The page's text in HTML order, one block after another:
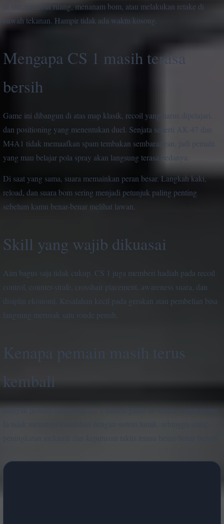
di site, merebut ruang, menanam bom, atau melakukan retake di
bawah tekanan. Hampir tidak ada waktu kosong.
Mengapa CS 1 masih terasa
bersih
Game ini dibangun di atas map klasik, recoil yang harus dipelajari,
dan positioning yang menentukan duel. Senjata seperti AK-47 dan
M4A1 tidak memaafkan spam tembakan sembarangan, jadi pemain
yang mau belajar pola spray akan langsung terasa bedanya.
Di saat yang sama, suara memainkan peran besar. Langkah kaki,
reload, dan suara bom sering menjadi petunjuk paling penting
sebelum kamu benar-benar melihat lawan.
Skill yang wajib dikuasai
Aim bagus saja tidak cukup. CS 1 juga memberi hadiah pada recoil
control, counter-strafe, crosshair placement, awareness suara, dan
disiplin ekonomi. Kesalahan kecil pada gerakan atau pembelian bisa
langsung merusak satu ronde penuh.
Kenapa pemain masih terus
kembali
Banyak pemain menyukai CS 1 karena game ini terasa sangat murni.